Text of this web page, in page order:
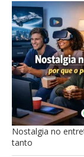
Nostalgia no
tanto